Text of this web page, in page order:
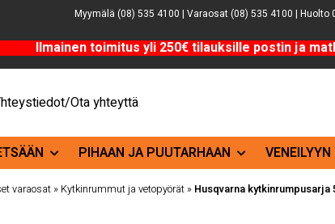
Myymälä (08) 535 4100 | Varaosat (08) 535 4100 | Huolto
Ilmainen toimitus yli 250€ tilauksille postin ja
Ota yhteyttä
PIHAAN JA PUUTARHAAN VENEILYYN
varaosat » Kytkinrummut ja vetopyörät » Husqvarna kytkinrumpusarja